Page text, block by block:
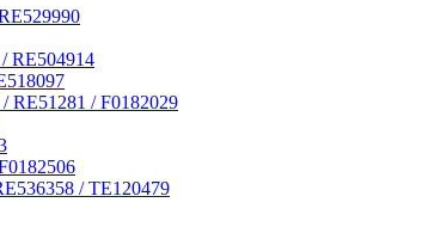
RE504914
RE51281 / F0182029
/ TE120479